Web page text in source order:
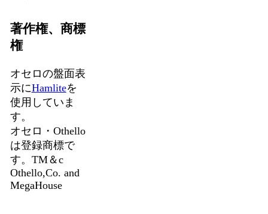
著作権、商標
権
オセロの盤面表
示にHamliteを
使用していま
す。
オセロ・Othello
は登録商標で
す。TM＆c
Othello,Co. and
MegaHouse